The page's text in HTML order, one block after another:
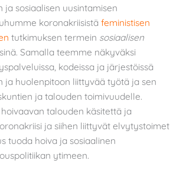
ja sosiaalisen uusintamisen
koronakriisistä feministisen
tutkimuksen termein sosiaalisen
Samalla teemme näkyväksi
kodeissa ja järjestöissä
ja huolenpitoon liittyvää työtä ja sen
ja talouden toimivuudelle.
talouden käsitettä ja
ja siihen liittyvät elvytystoimet
tuoda hoiva ja sosiaalinen
ytimeen.